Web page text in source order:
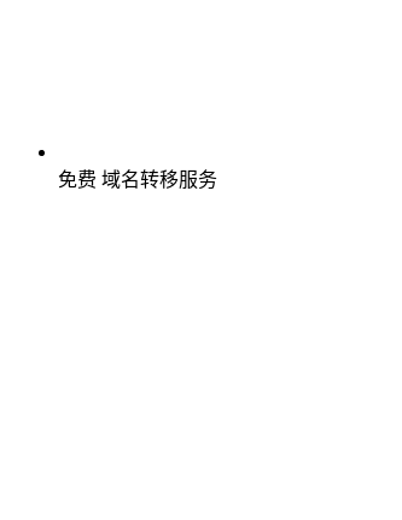
免费 域名转移服务